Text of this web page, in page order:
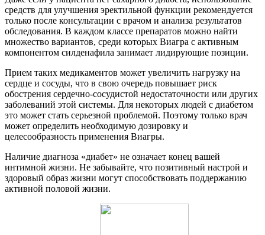
средств для улучшения эректильной функции рекомендуется
только после консультации с врачом и анализа результатов
обследования. В каждом классе препаратов можно найти
множество вариантов, среди которых Виагра с активным
компонентом силденафила занимает лидирующие позиции.
Прием таких медикаментов может увеличить нагрузку на
сердце и сосуды, что в свою очередь повышает риск
обострения сердечно-сосудистой недостаточности или других
заболеваний этой системы. Для некоторых людей с диабетом
это может стать серьезной проблемой. Поэтому только врач
может определить необходимую дозировку и
целесообразность применения Виагры.
Наличие диагноза «диабет» не означает конец вашей
интимной жизни. Не забывайте, что позитивный настрой и
здоровый образ жизни могут способствовать поддержанию
активной половой жизни.